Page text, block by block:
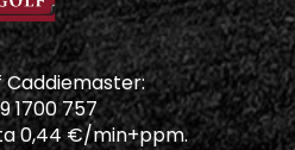
Caddiemaster:
1700 757
0,44 €/min+ppm.